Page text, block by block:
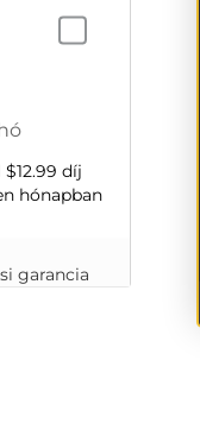
$12.99 díj
hónapban
garancia